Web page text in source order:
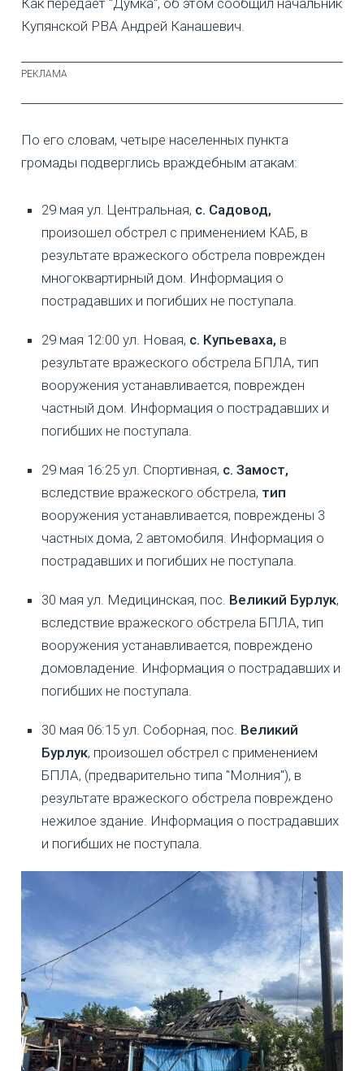
Как передает "Думка", об этом сообщил начальник
Купянской РВА Андрей Канашевич.
По его словам, четыре населенных пункта
громады подверглись враждебным атакам:
29 мая ул. Центральная, с. Садовод,
произошел обстрел с применением КАБ, в
результате вражеского обстрела поврежден
многоквартирный дом. Информация о
пострадавших и погибших не поступала.
29 мая 12:00 ул. Новая, с. Купьеваха, в
результате вражеского обстрела БПЛА, тип
вооружения устанавливается, поврежден
частный дом. Информация о пострадавших и
погибших не поступала.
29 мая 16:25 ул. Спортивная, с. Замост,
вследствие вражеского обстрела, тип
вооружения устанавливается, повреждены 3
частных дома, 2 автомобиля. Информация о
пострадавших и погибших не поступала.
30 мая ул. Медицинская, пос. Великий Бурлук,
вследствие вражеского обстрела БПЛА, тип
вооружения устанавливается, повреждено
домовладение. Информация о пострадавших и
погибших не поступала.
30 мая 06:15 ул. Соборная, пос. Великий
Бурлук, произошел обстрел с применением
БПЛА, (предварительно типа "Молния"), в
результате вражеского обстрела повреждено
нежилое здание. Информация о пострадавших
и погибших не поступала.